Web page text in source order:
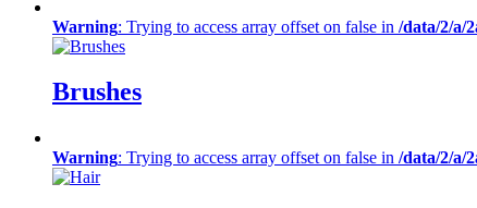
Warning: Trying to access array offset on false in /data/2/a/
Brushes
Warning: Trying to access array offset on false in /data/2/a/